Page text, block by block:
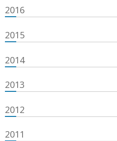
2016
2015
2014
2013
2012
2011